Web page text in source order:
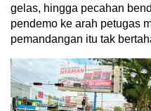
gelas, hingga pecahan
pendemo ke arah petugas
pemandangan itu tak